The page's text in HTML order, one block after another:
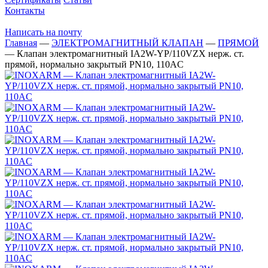
Контакты
Написать на почту
Главная — ЭЛЕКТРОМАГНИТНЫЙ КЛАПАН — ПРЯМОЙ
— Клапан электромагнитный IA2W-YP/110VZX нерж. ст.
прямой, нормально закрытый PN10, 110AC